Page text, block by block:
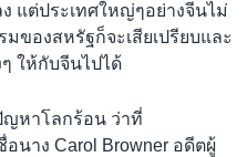
แต่ประเทศใหญ่ๆอย่างจีนไม่
ของสหรัฐก็จะเสียเปรียบและ
ให้กับจีนไปได้
ญหาโลกร้อน ว่าที่
นาง Carol Browner อดีตผู้